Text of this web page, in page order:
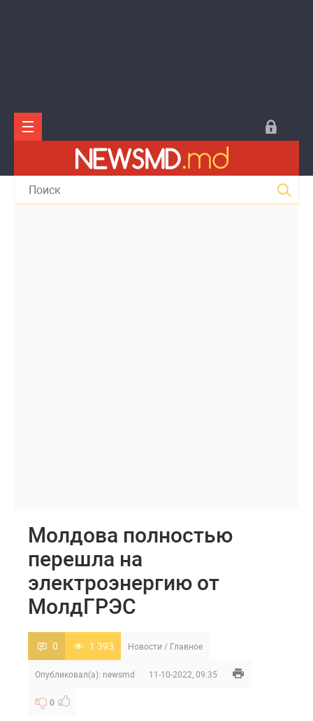
Молдова полностью
перешла на
электроэнергию от
МолдГРЭС
0 1 393 Новости / Главное
Опубликовал(а): newsmd 11-10-2022, 09:35
0